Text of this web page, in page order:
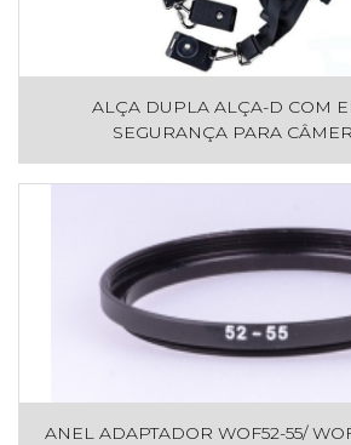
ALÇA DUPLA ALÇA-D COM
SEGURANÇA PARA
ANEL ADAPTADOR WOF52-55/